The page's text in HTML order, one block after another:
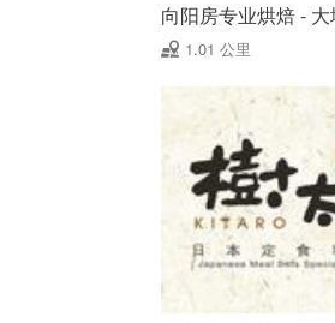
向阳房专业烘焙 -
1.01 公里